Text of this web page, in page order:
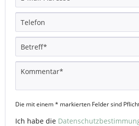
Die mit einem * markierten Felder sind
Ich habe die